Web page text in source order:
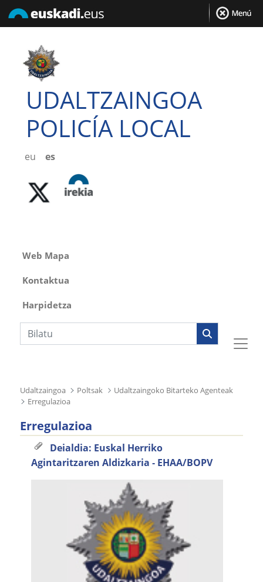
UDALTZAINGOA
POLICÍA LOCAL
eu es
Web Mapa
Kontaktua
Harpidetza
Bilaketa
Udaltzaingoa Poltsak
Udaltzaingoko Bitarteko Agenteak
Erregulazioa
Erregulazioa
Deialdia: Euskal Herriko
Agintaritzaren Aldizkaria ‐ EHAA/BOPV